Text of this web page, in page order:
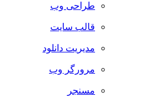
طراحی وب
قالب سایت
مدیریت دانلود
مرورگر وب
مسنجر